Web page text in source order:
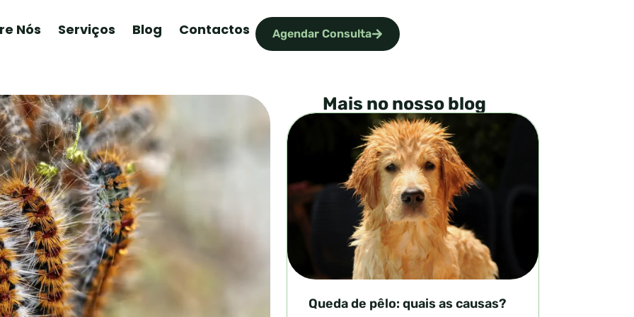
Nós Serviços Blog Contactos Agendar Consulta
Mais no nosso blog
Queda de pêlo: quais as causas?